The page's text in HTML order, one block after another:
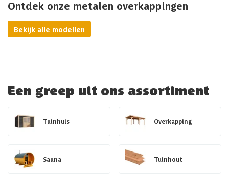
Ontdek onze metalen overkappingen
Bekijk alle modellen
Een greep uit ons assortiment
Tuinhuis Overkapping
Sauna Tuinhout